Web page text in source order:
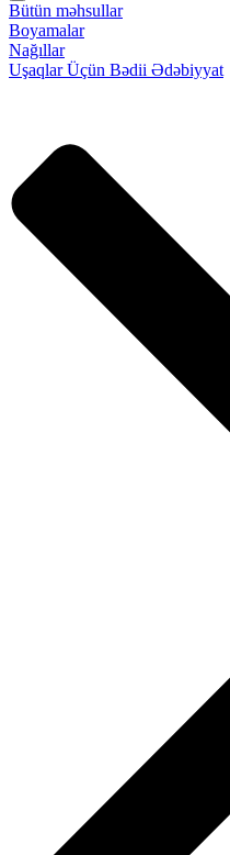
Bütün məhsullar
Boyamalar
Nağıllar
Uşaqlar Üçün Bədii Ədəbiyyat